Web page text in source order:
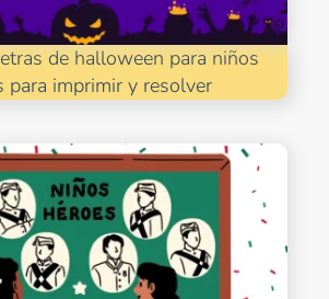
de halloween para niños
para imprimir y resolver